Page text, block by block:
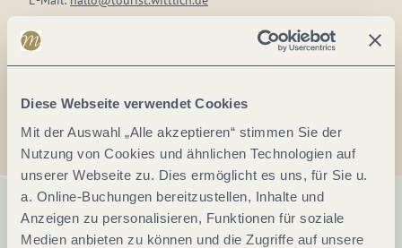
Diese Webseite verwendet Cookies
Mit der Auswahl „Alle akzeptieren“ stimmen Sie der
Nutzung von Cookies und ähnlichen Technologien auf
unserer Webseite zu. Dies ermöglicht es uns, für Sie u.
a. Online-Buchungen bereitzustellen, Inhalte und
Anzeigen zu personalisieren, Funktionen für soziale
Medien anbieten zu können und die Zugriffe auf unsere